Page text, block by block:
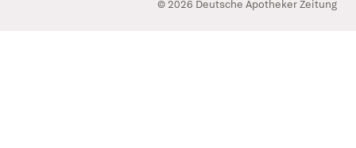
© 2026 Deutsche Apotheker Zeitung